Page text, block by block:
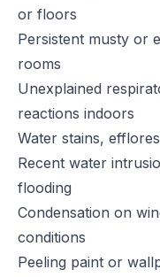
or floors
Persistent musty or
rooms
Unexplained
reactions indoors
Water stains,
Recent water
flooding
Condensation on
conditions
Peeling paint or